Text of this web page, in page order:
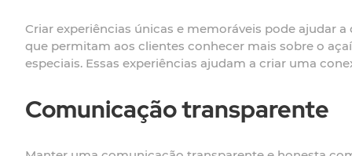
Criar experiências únicas e memoráveis pode ajudar
que permitam aos clientes conhecer mais sobre o
especiais. Essas experiências ajudam a criar uma
Comunicação transparente